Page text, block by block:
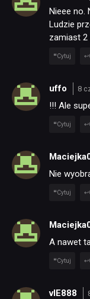
Nieee no.
Ludzie
zamiast 2
Cytuj
uffo 8
!!! Ale
Cytuj
Nie
Cytuj
A nawet
Cytuj
vIE888